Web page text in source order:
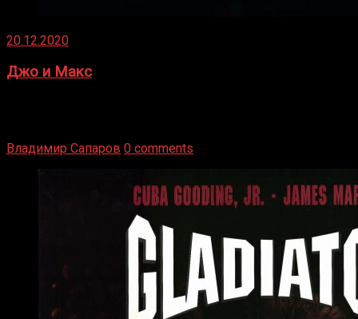
20.12.2020
Джо и Макс
Владимир Сапаров 0 comments